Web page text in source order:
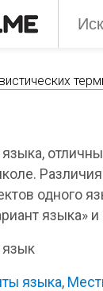
одного
языка»
язык
языка,